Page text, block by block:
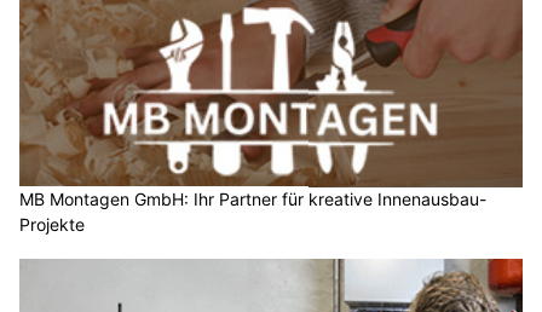
MB Montagen GmbH: Ihr Partner für kreative Innenausbau-
Projekte